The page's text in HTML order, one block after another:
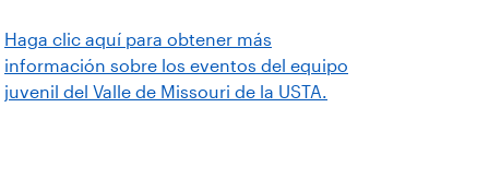
Haga clic aquí para obtener más
información sobre los eventos del equipo
juvenil del Valle de Missouri de la USTA.